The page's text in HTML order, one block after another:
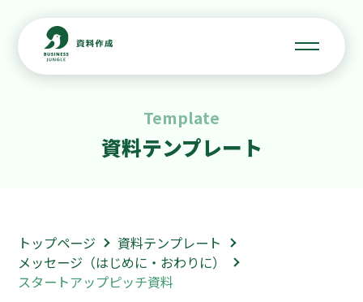
Template
資料テンプレート
トップページ
資料テンプレート
メッセージ（はじめに・おわりに）
スタートアップピッチ資料